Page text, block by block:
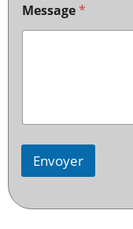
Message*
Envoyer